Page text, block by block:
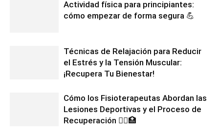
Actividad física para principiantes:
cómo empezar de forma segura 💪
Técnicas de Relajación para Reducir
el Estrés y la Tensión Muscular:
¡Recupera Tu Bienestar!
Cómo los Fisioterapeutas Abordan las
Lesiones Deportivas y el Proceso de
Recuperación 🏃‍♀️🏥